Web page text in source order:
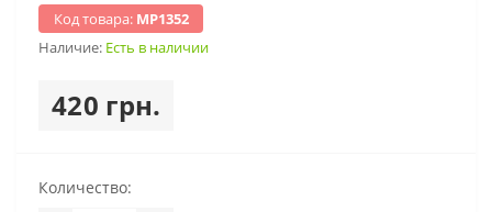
Код товара: МР1352
Наличие: Есть в наличии
420 грн.
Количество: